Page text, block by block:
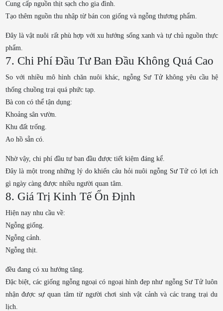
Cung cấp nguồn thịt sạch cho gia đình.
Tạo thêm nguồn thu nhập từ bán con giống và ngỗng thương phẩm.
Đây là vật nuôi rất phù hợp với xu hướng sống xanh và tự chủ nguồn thực
phẩm.
7. Chi Phí Đầu Tư Ban Đầu Không Quá Cao
So với nhiều mô hình chăn nuôi khác, ngỗng Sư Tử không yêu cầu hệ
thống chuồng trại quá phức tạp.
Bà con có thể tận dụng:
Khoảng sân vườn.
Khu đất trống.
Ao hồ sẵn có.
Nhờ vậy, chi phí đầu tư ban đầu được tiết kiệm đáng kể.
Đây là một trong những lý do khiến câu hỏi nuôi ngỗng Sư Tử có lợi ích
gì ngày càng được nhiều người quan tâm.
8. Giá Trị Kinh Tế Ổn Định
Hiện nay nhu cầu về:
Ngỗng giống.
Ngỗng cảnh.
Ngỗng thịt.
đều đang có xu hướng tăng.
Đặc biệt, các giống ngỗng ngoại có ngoại hình đẹp như ngỗng Sư Tử luôn
nhận được sự quan tâm từ người chơi sinh vật cảnh và các trang trại du
lịch.